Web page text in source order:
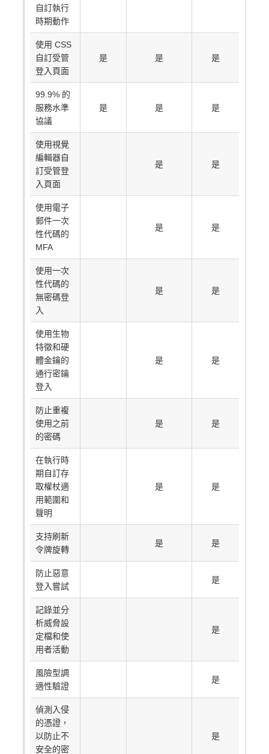
自訂執行
時期動作
使用 CSS
自訂受管
登入頁面
是 是 是
99.9% 的
服務水準
協議
是 是 是
使用視覺
編輯器自
訂受管登
入頁面
是 是
使用電子
郵件一次
性代碼的
MFA
是 是
使用一次
性代碼的
無密碼登
入
是 是
使用生物
特徵和硬
體金鑰的
通行密鑰
登入
是 是
防止重複
使用之前
的密碼
是 是
在執行時
期自訂存
取權杖適
用範圍和
聲明
是 是
支持刷新
令牌旋轉
是 是
防止惡意
登入嘗試
是
記錄並分
析威脅設
定檔和使
用者活動
是
風險型調
適性驗證
是
偵測入侵
的憑證，
以防止不
安全的密
是